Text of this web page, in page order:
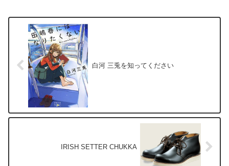
ですいわゆる粗悪品が多いです
気をつけましょう。
白河 三兎を知ってください
IRISH SETTER CHUKKA